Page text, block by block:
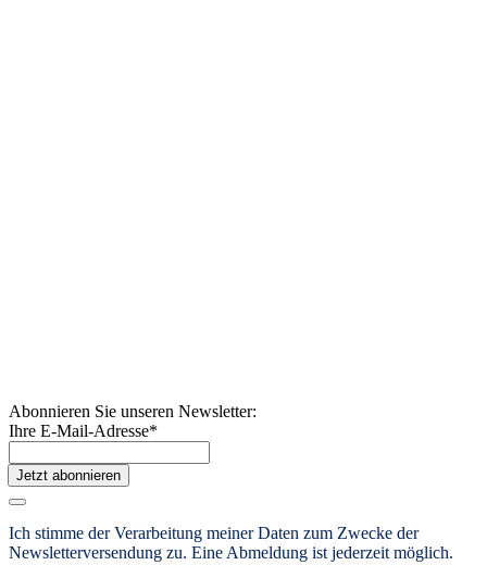
Abonnieren Sie unseren Newsletter:
Ihre E-Mail-Adresse*
Jetzt abonnieren
Ich stimme der Verarbeitung meiner Daten zum Zwecke der
Newsletterversendung zu. Eine Abmeldung ist jederzeit möglich.